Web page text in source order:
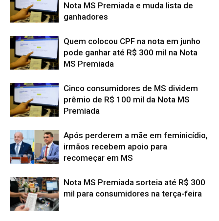
Nota MS Premiada e muda lista de
ganhadores
Quem colocou CPF na nota em junho
pode ganhar até R$ 300 mil na Nota
MS Premiada
Cinco consumidores de MS dividem
prêmio de R$ 100 mil da Nota MS
Premiada
Após perderem a mãe em feminicídio,
irmãos recebem apoio para
recomeçar em MS
Nota MS Premiada sorteia até R$ 300
mil para consumidores na terça-feira